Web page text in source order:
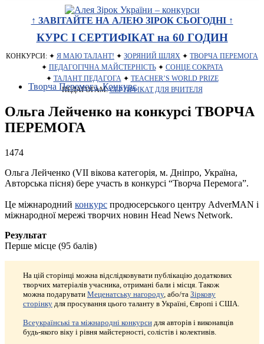
↑ ЗАВІТАЙТЕ НА АЛЕЮ ЗІРОК СЬОГОДНІ ↑
КУРС І СЕРТИФІКАТ на 60 ГОДИН
КОНКУРСИ: ✦ Я МАЮ ТАЛАНТ! ✦ ЗОРЯНИЙ ШЛЯХ ✦ ТВОРЧА ПЕРЕМОГА
✦ ПЕДАГОГІЧНА МАЙСТЕРНІСТЬ✦ СОНЦЕ СОКРАТА
✦ ТАЛАНТ ПЕДАГОГА✦ TEACHER’S WORLD PRIZE
ПЕДАГОГАМ:СЕРТИФІКАТ ДЛЯ ВЧИТЕЛЯ
Творча Перемога. Конкурс
Ольга Лейченко на конкурсі ТВОРЧА
ПЕРЕМОГА
1474
Ольга Лейченко (VII вікова категорія, м. Дніпро, Україна,
Авторська пісня) бере участь в конкурсі “Творча Перемога”.
Це міжнародний конкурс продюсерського центру AdverMAN і
міжнародної мережі творчих новин Head News Network.
Результат
Перше місце (95 балів)
На цій сторінці можна відслідковувати публікацію додаткових
творчих матеріалів учасника, отримані бали і місця. Також
можна подарувати Меценатську нагороду, або/та Зіркову
сторінкудля просування цього таланту в Україні, Європі і США.
Всеукраїнські та міжнародні конкурсидля авторів і виконавців
будь-якого віку і рівня майстерності, солістів і колективів.